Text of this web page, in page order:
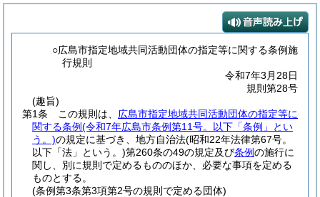
○広島市指定地域共同活動団体の指定等に関する条例施
行規則
令和7年3月28日
規則第28号
(趣旨)
第1条
この規則は、 広島市指定地域共同活動団体の指定等に
関する条例(令和7年広島市条例第11号。以下「条例」とい
う。)の規定に基づき、地方自治法(昭和22年法律第67号。
以下「法」という。)第260条の49の規定及び条例の施行に
関し、別に規則で定めるもののほか、必要な事項を定める
ものとする。
(条例第3条第3項第2号の規則で定める団体)